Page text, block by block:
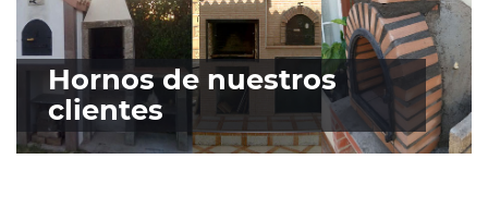
Hornos de nuestros
clientes